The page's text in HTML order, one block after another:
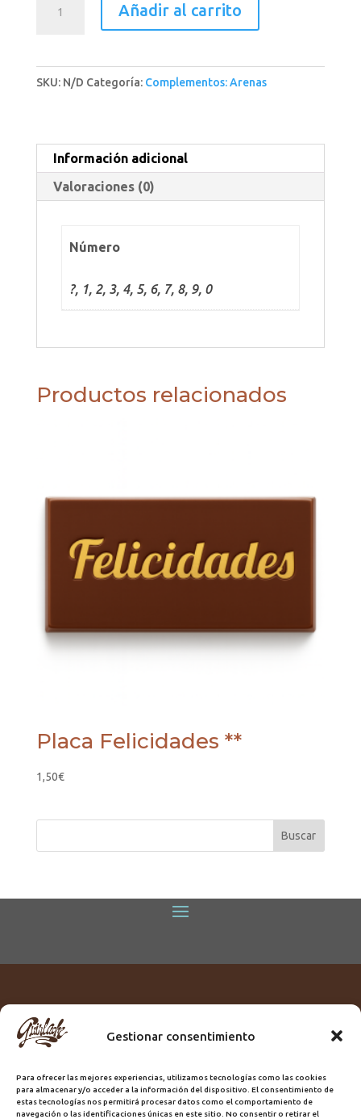
Gestionar consentimiento
Para ofrecer las mejores experiencias, utilizamos tecnologías como las cookies
para almacenar y/o acceder a la información del dispositivo. El consentimiento de
estas tecnologías nos permitirá procesar datos como el comportamiento de
navegación o las identificaciones únicas en este sitio. No consentir o retirar el
Añadir al carrito
SKU: N/D Categoría: Complementos: Arenas
Información adicional
Valoraciones (0)
Número
?, 1, 2, 3, 4, 5, 6, 7, 8, 9, 0
Productos relacionados
Placa Felicidades **
1,50€
Titular:
ROME GUIRLACHE SL.
Domicilio:Calle Triana, 68
Ciudad:Las Palmas de Gran Canaria